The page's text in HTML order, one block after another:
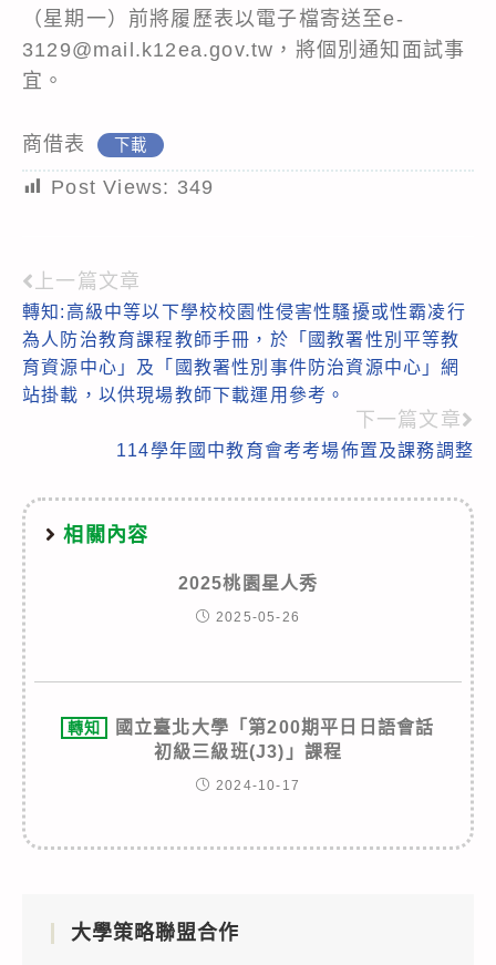
（星期一）前將履歷表以電子檔寄送至e-
3129@mail.k12ea.gov.tw，將個別通知面試事
宜。
商借表 下載
Post Views: 349
Read
more
articles
上一篇文章
轉知:高級中等以下學校校園性侵害性騷擾或性霸凌行
為人防治教育課程教師手冊，於「國教署性別平等教
育資源中心」及「國教署性別事件防治資源中心」網
站掛載，以供現場教師下載運用參考。
下一篇文章
114學年國中教育會考考場佈置及課務調整
相關內容
2025桃園星人秀
2025-05-26
轉知
國立臺北大學「第200期平日日語會話
初級三級班(J3)」課程
2024-10-17
大學策略聯盟合作